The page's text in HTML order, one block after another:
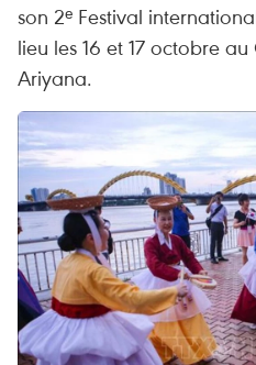
son 2ᵉ Festival
lieu les 16 et 17 octobre
Ariyana.